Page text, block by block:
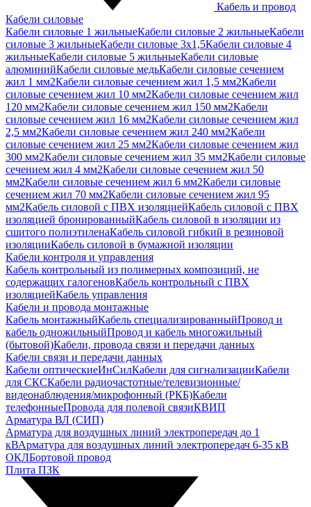
Кабель и провод
Кабели силовые
Кабели силовые 1 жильныеКабели силовые 2 жильныеКабели
силовые 3 жильныеКабели силовые 3х1,5Кабели силовые 4
жильныеКабели силовые 5 жильныеКабели силовые
алюминийКабели силовые медьКабели силовые сечением
жил 1 мм2Кабели силовые сечением жил 1,5 мм2Кабели
силовые сечением жил 10 мм2Кабели силовые сечением жил
120 мм2Кабели силовые сечением жил 150 мм2Кабели
силовые сечением жил 16 мм2Кабели силовые сечением жил
2,5 мм2Кабели силовые сечением жил 240 мм2Кабели
силовые сечением жил 25 мм2Кабели силовые сечением жил
300 мм2Кабели силовые сечением жил 35 мм2Кабели силовые
сечением жил 4 мм2Кабели силовые сечением жил 50
мм2Кабели силовые сечением жил 6 мм2Кабели силовые
сечением жил 70 мм2Кабели силовые сечением жил 95
мм2Кабель силовой с ПВХ изоляциейКабель силовой с ПВХ
изоляцией бронированныйКабель силовой в изоляции из
сшитого полиэтиленаКабель силовой гибкий в резиновой
изоляцииКабель силовой в бумажной изоляции
Кабели контроля и управления
Кабель контрольный из полимерных композиций, не
содержащих галогеновКабель контрольный с ПВХ
изоляциейКабель управления
Кабели и провода монтажные
Кабель монтажныйКабель специализированныйПровод и
кабель одножильныйПровод и кабель многожильный
(бытовой)Кабели, провода связи и передачи данных
Кабели связи и передачи данных
Кабели оптическиеИнСилКабели для сигнализацииКабели
для СКСКабели радиочастотные/телевизионные/
видеонаблюдения/микрофонный (РКБ)Кабели
телефонныеПровода для полевой связиКВИП
Арматура ВЛ (СИП)
Арматура для воздушных линий электропередач до 1
кВАрматура для воздушных линий электропередач 6-35 кВ
ОКЛБортовой провод
Плита ПЗК